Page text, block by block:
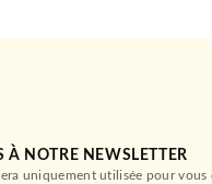
À NOTRE NEWSLETTER
uniquement utilisée pour vous